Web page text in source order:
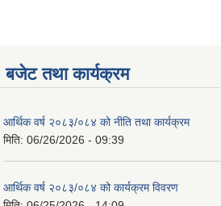
बजेट तथा कार्यक्रम
आर्थिक वर्ष २०८३/०८४ को नीति तथा कार्यक्रम
मिति: 06/26/2026 - 09:39
आर्थिक वर्ष २०८३/०८४ को कार्यक्रम विवरण